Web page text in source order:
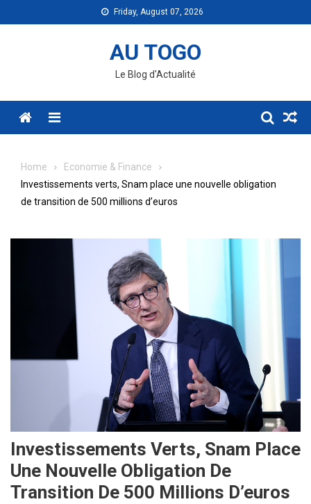
to
Friday, August 07, 2026
AU TOGO
Le Blog d'Actualité
Menu
Home
Economie & Finance
Investissements verts, Snam place une nouvelle obligation
de transition de 500 millions d’euros
Investissements Verts, Snam Place
Une Nouvelle Obligation De
Transition De 500 Millions D’euros